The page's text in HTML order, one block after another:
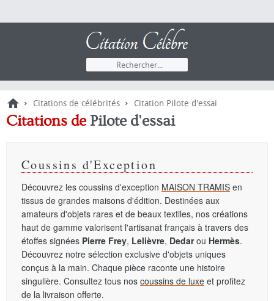
› Citations de célébrités › Citation Pilote d'essai
Citations de Pilote d'essai
Coussins d'Exception
Découvrez les coussins d'exception MAISON TRAMIS en
tissus de grandes maisons d'édition. Destinées aux
amateurs d'objets rares et de beaux textiles, nos créations
haut de gamme valorisent l'artisanat français à travers des
étoffes signées Pierre Frey, Lelièvre, Dedarou Hermès.
Découvrez notre sélection exclusive d'objets uniques
conçus à la main. Chaque pièce raconte une histoire
singulière. Consultez tous nos coussins de luxe et profitez
de la livraison offerte.